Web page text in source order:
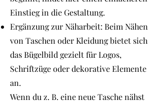
Einstieg in die Gestaltung.
Ergänzung zur Näharbeit: Beim Nähen
von Taschen oder Kleidung bietet sich
das Bügelbild gezielt für Logos,
Schriftzüge oder dekorative Elemente
an.
Wenn du z. B. eine neue Tasche nähst